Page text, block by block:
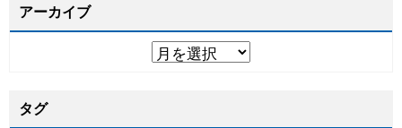
アーカイブ
タグ